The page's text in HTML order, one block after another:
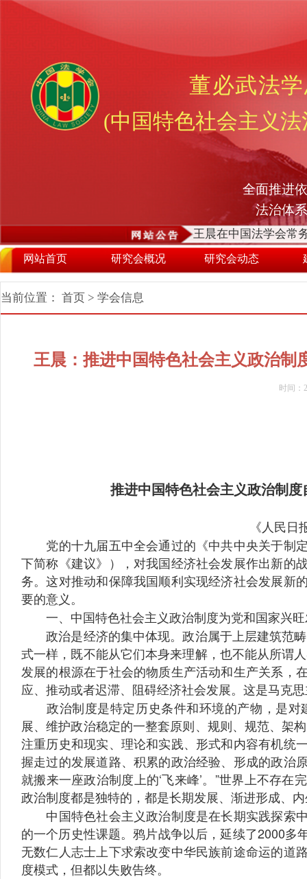
董必武法
(中国特色社会主义
全面推进
法治体
王晨在中国法学会常
网站首页 研究会概况 研究会动态
当前位置： 首页 > 学会信息
王晨：推进中国特色社会主义政治制
时间：
推进中国特色社会主义政治制
《人民
党的十九届五中全会通过的《中共中央关于制
下简称《建议》），对我国经济社会发展作出新的
务。这对推动和保障我国顺利实现经济社会发展新
要的意义。
一、中国特色社会主义政治制度为党和国家兴旺
政治是经济的集中体现。政治属于上层建筑范畴
式一样，既不能从它们本身来理解，也不能从所谓
发展的根源在于社会的物质生产活动和生产关系，
应、推动或者迟滞、阻碍经济社会发展。这是马克
政治制度是特定历史条件和环境的产物，是对
展、维护政治稳定的一整套原则、规则、规范、架
注重历史和现实、理论和实践、形式和内容有机统
握走过的发展道路、积累的政治经验、形成的政治
就搬来一座政治制度上的‘飞来峰’。”世界上不存
政治制度都是独特的，都是长期发展、渐进形成、
中国特色社会主义政治制度是在长期实践探索
的一个历史性课题。鸦片战争以后，延续了2000
无数仁人志士上下求索改变中华民族前途命运的道
度模式，但都以失败告终。